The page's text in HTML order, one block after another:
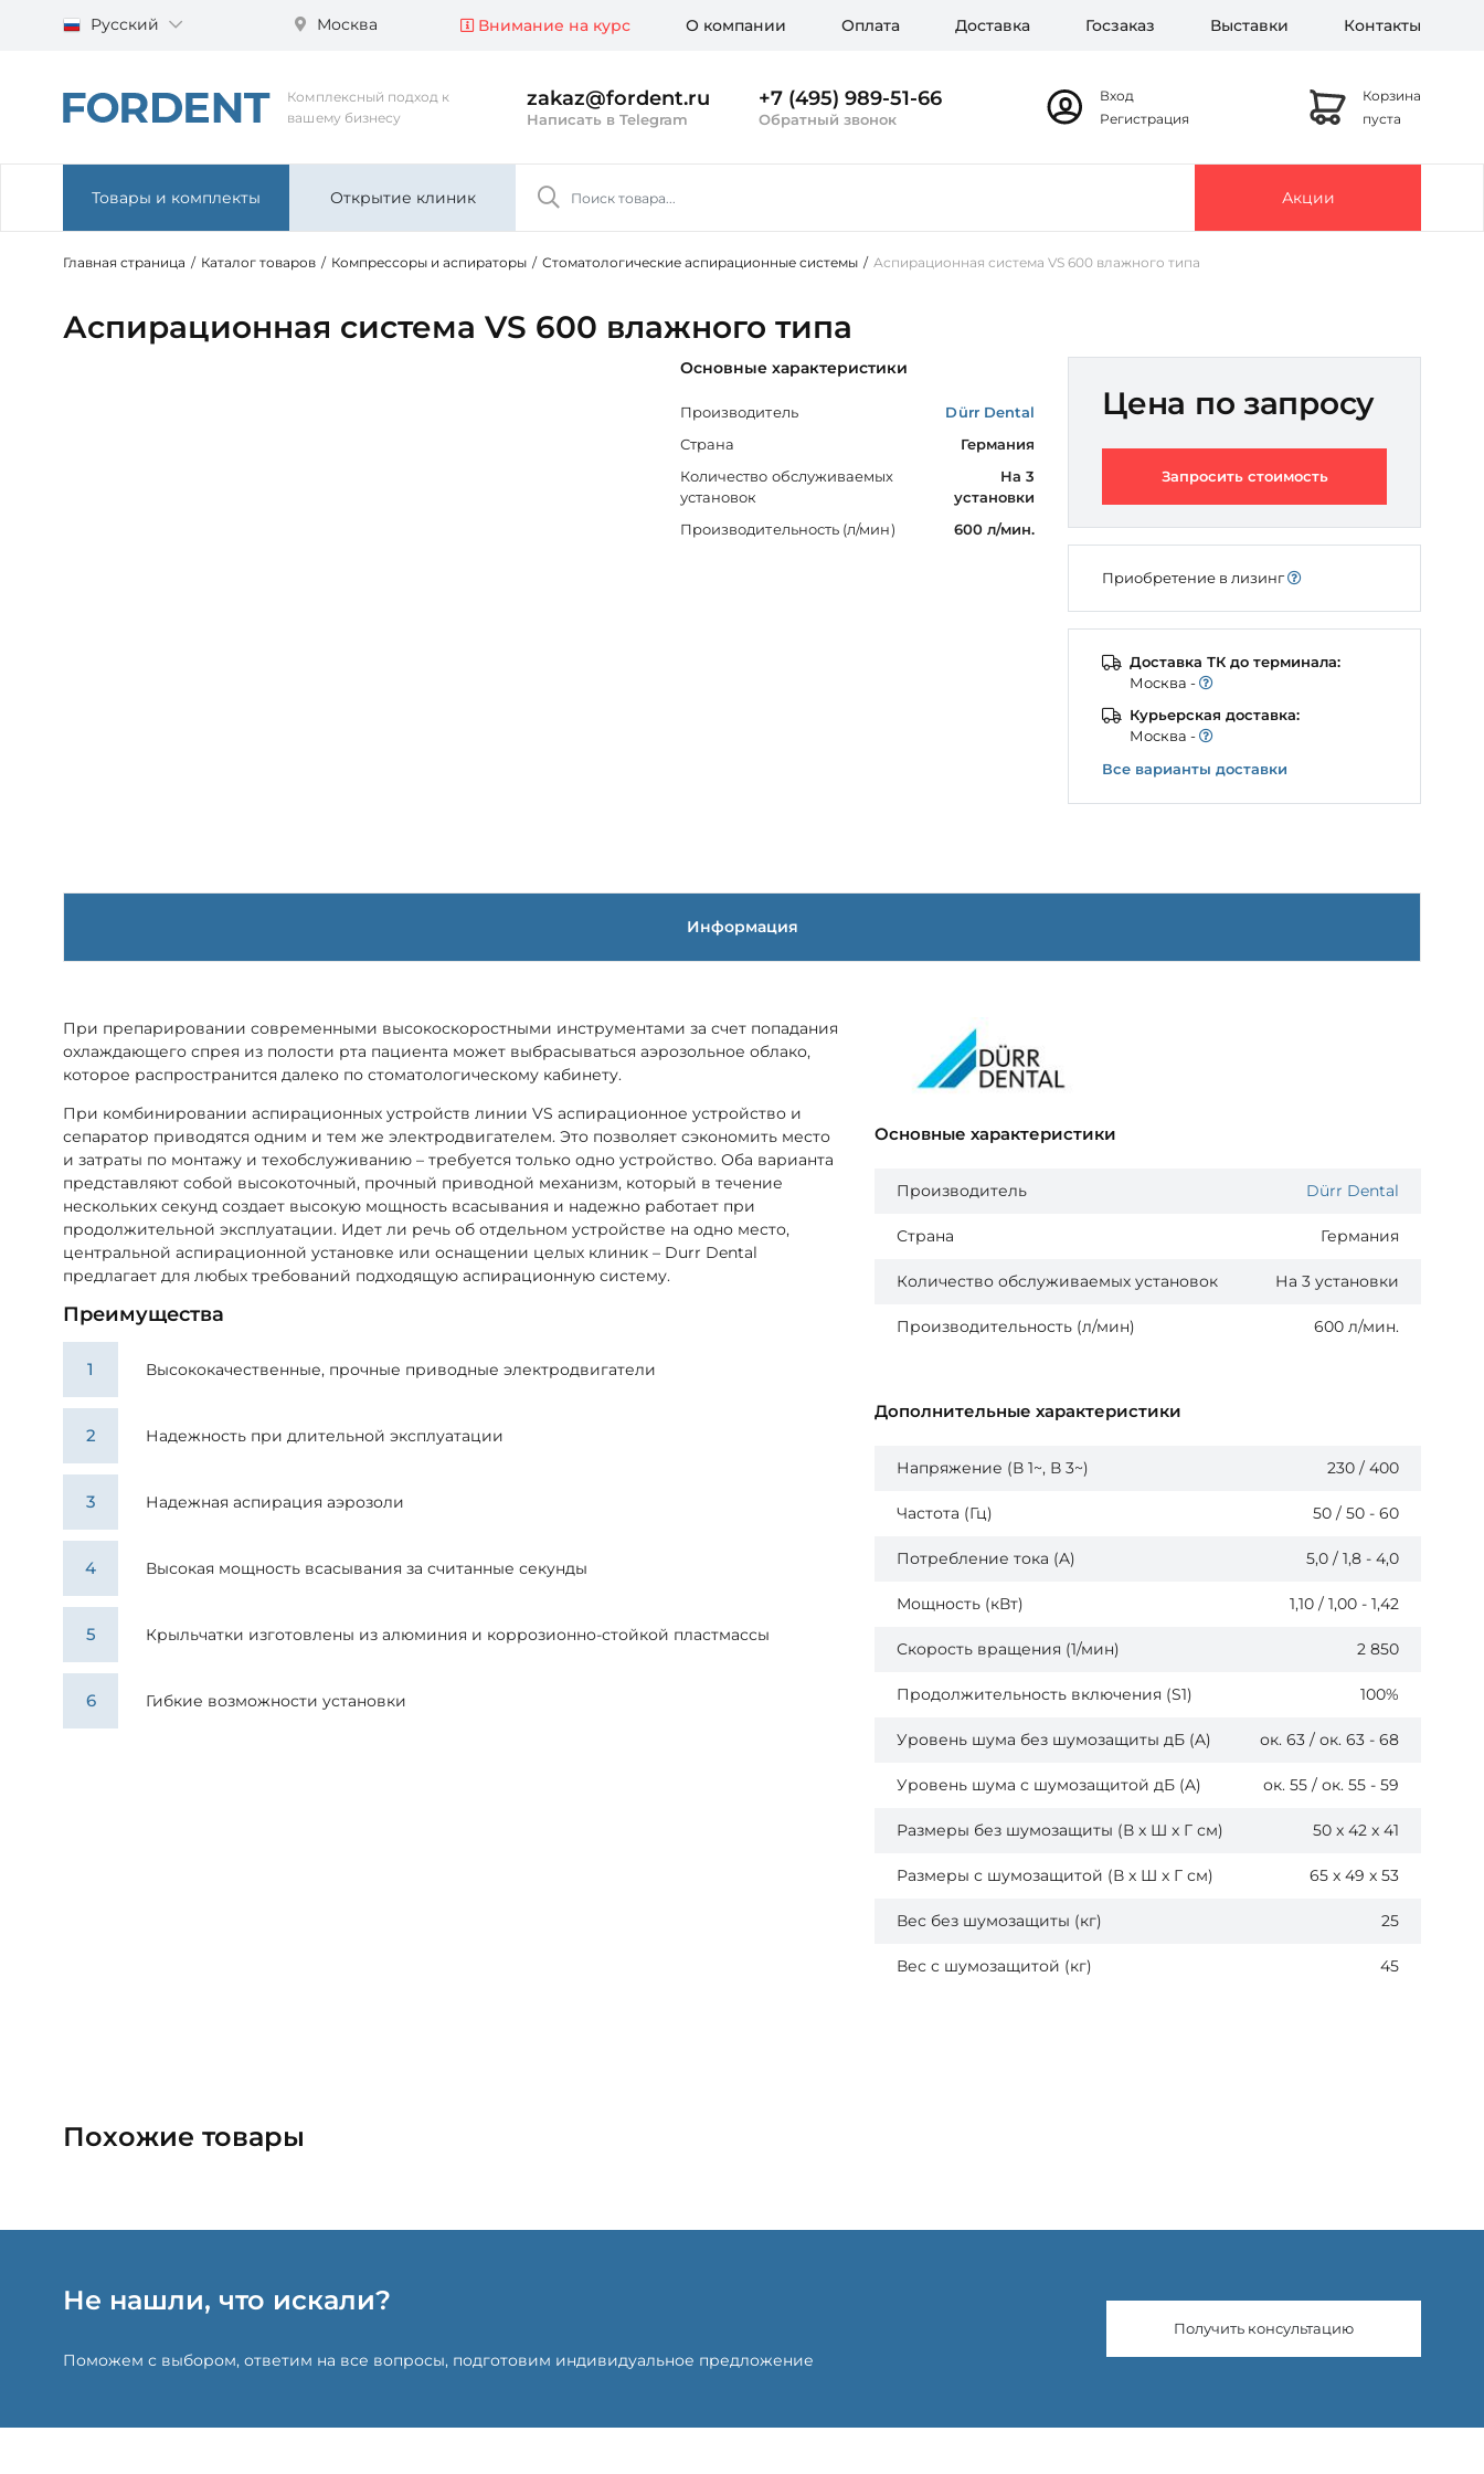
Русский Москва Внимание на курс О компании Оплата Доставка Госзаказ Выставки Контакты
Комплексный подход к
вашему бизнесу
zakaz@fordent.ru
Написать в Telegram
+7 (495) 989-51-66
Обратный звонок
Вход
Регистрация
Корзина
пуста
Товары и комплекты Открытие клиник Акции
Главная страница / Каталог товаров / Компрессоры и аспираторы / Стоматологические аспирационные системы / Аспирационная система VS 600 влажного типа
Аспирационная система VS 600 влажного типа
Основные характеристики
Производитель
Dürr Dental
Страна
Германия
Количество обслуживаемых
установок
На 3
установки
Производительность (л/мин)
600 л/мин.
Цена по запросу
Запросить стоимость
Приобретение в лизинг
Доставка ТК до терминала:
Моcква -
Курьерская доставка:
Моcква -
Все варианты доставки
Информация
При препарировании современными высокоскоростными инструментами за счет попадания
охлаждающего спрея из полости рта пациента может выбрасываться аэрозольное облако,
которое распространится далеко по стоматологическому кабинету.
При комбинировании аспирационных устройств линии VS аспирационное устройство и
сепаратор приводятся одним и тем же электродвигателем. Это позволяет сэкономить место
и затраты по монтажу и техобслуживанию – требуется только одно устройство. Оба варианта
представляют собой высокоточный, прочный приводной механизм, который в течение
нескольких секунд создает высокую мощность всасывания и надежно работает при
продолжительной эксплуатации. Идет ли речь об отдельном устройстве на одно место,
центральной аспирационной установке или оснащении целых клиник – Durr Dental
предлагает для любых требований подходящую аспирационную систему.
Преимущества
Высококачественные, прочные приводные электродвигатели
Надежность при длительной эксплуатации
Надежная аспирация аэрозоли
Высокая мощность всасывания за считанные секунды
Крыльчатки изготовлены из алюминия и коррозионно-стойкой пластмассы
Гибкие возможности установки
Основные характеристики
Производитель Dürr Dental
Страна Германия
Количество обслуживаемых установок На 3 установки
Производительность (л/мин) 600 л/мин.
Дополнительные характеристики
Напряжение (В 1~, В 3~) 230 / 400
Частота (Гц) 50 / 50 - 60
Потребление тока (A) 5,0 / 1,8 - 4,0
Мощность (кВт) 1,10 / 1,00 - 1,42
Скорость вращения (1/мин) 2 850
Продолжительность включения (S1) 100%
Уровень шума без шумозащиты дБ (A) ок. 63 / ок. 63 - 68
Уровень шума с шумозащитой дБ (A) ок. 55 / ок. 55 - 59
Размеры без шумозащиты (В x Ш x Г см) 50 x 42 x 41
Размеры с шумозащитой (В x Ш x Г см) 65 x 49 x 53
Вес без шумозащиты (кг) 25
Вес с шумозащитой (кг) 45
Похожие товары
Не нашли, что искали?
Поможем с выбором, ответим на все вопросы, подготовим индивидуальное предложение
Получить консультацию